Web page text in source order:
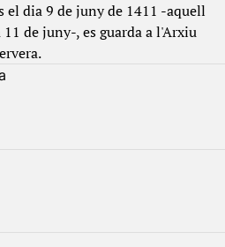
el dia 9 de juny de 1411 -aquell
de juny-, es guarda a l'Arxiu